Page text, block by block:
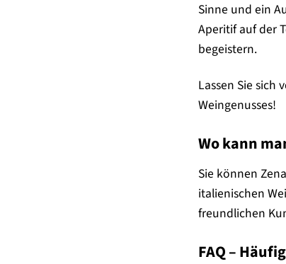
Sinne und ein
Aperitif auf der
begeistern.
Lassen Sie sich
Weingenusses!
Wo kann
Sie können
italienischen
freundlichen
FAQ –